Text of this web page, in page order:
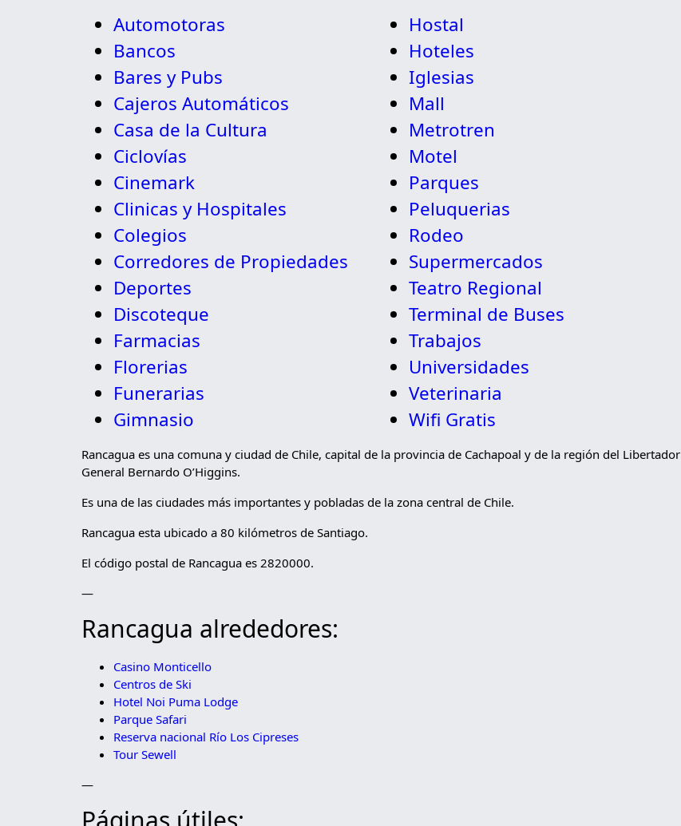
Automotoras
Bancos
Bares y Pubs
Cajeros Automáticos
Casa de la Cultura
Ciclovías
Cinemark
Clinicas y Hospitales
Colegios
Corredores de Propiedades
Deportes
Discoteque
Farmacias
Florerias
Funerarias
Gimnasio
Hostal
Hoteles
Iglesias
Mall
Metrotren
Motel
Parques
Peluquerias
Rodeo
Supermercados
Teatro Regional
Terminal de Buses
Trabajos
Universidades
Veterinaria
Wifi Gratis
Rancagua​ es una comuna y ciudad de Chile, capital de la provincia de Cachapoal y de la región del Libertador
General Bernardo O’Higgins.
Es una de las ciudades más importantes y pobladas de la zona central de Chile.
Rancagua esta ubicado a 80 kilómetros de Santiago.
El código postal de Rancagua es 2820000.
—
Rancagua alrededores:
Casino Monticello
Centros de Ski
Hotel Noi Puma Lodge
Parque Safari
Reserva nacional Río Los Cipreses
Tour Sewell
—